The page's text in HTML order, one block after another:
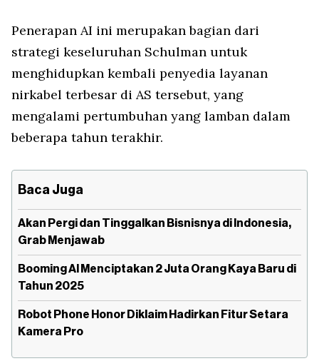
Penerapan AI ini merupakan bagian dari
strategi keseluruhan Schulman untuk
menghidupkan kembali penyedia layanan
nirkabel terbesar di AS tersebut, yang
mengalami pertumbuhan yang lamban dalam
beberapa tahun terakhir.
Baca Juga
Akan Pergi dan Tinggalkan Bisnisnya di Indonesia,
Grab Menjawab
Booming AI Menciptakan 2 Juta Orang Kaya Baru di
Tahun 2025
Robot Phone Honor Diklaim Hadirkan Fitur Setara
Kamera Pro